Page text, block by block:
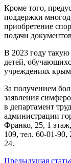
Кроме того,
поддержки
приобретение
подачи
В 2023 году
детей,
учреждениях
За получением
заявления
в департамент
администрации
Франко, 25, 1
109, тел. 60-01-
24.
Предыдущая